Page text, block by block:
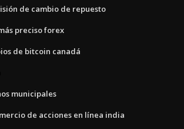
de cambio de repuesto
preciso forex
de bitcoin canadá
municipales
de acciones en línea india